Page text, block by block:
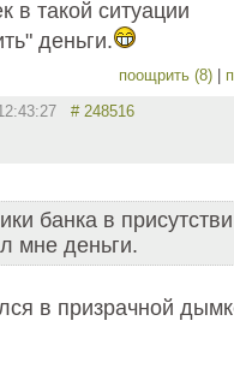
в такой ситуации
деньги.
поощрить (8)
# 248516
банка в
мне деньги.
в призрачной